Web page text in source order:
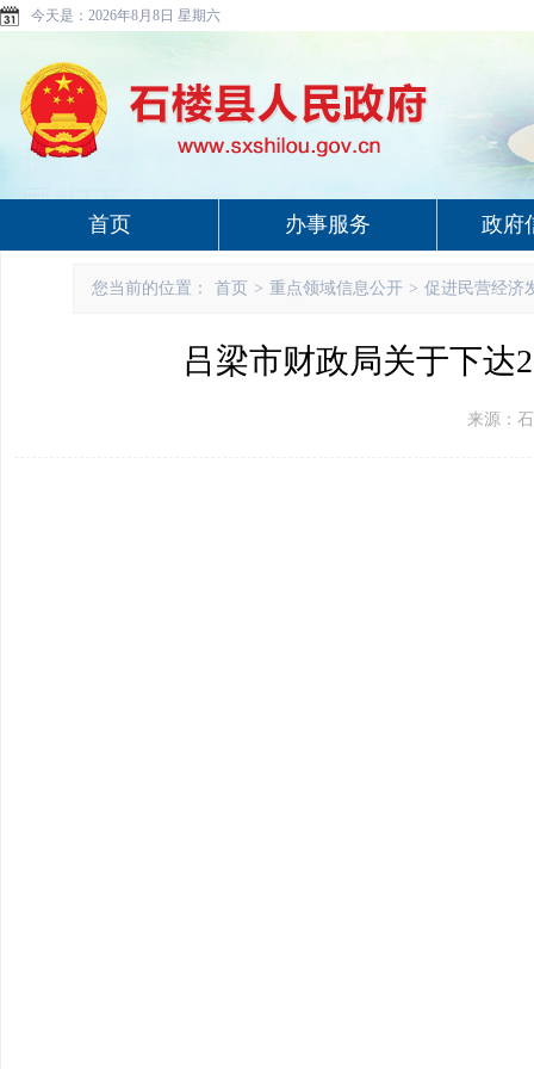
今天是： 2026年8月8日 星期六
首页 办事服务 政府
您当前的位置： 首页 > 重点领域信息公开 > 促进民营经济
吕梁市财政局关于下达
来源：